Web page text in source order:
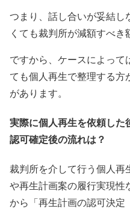
つまり、話し合いが妥結し
くても裁判所が減額すべき
ですから、ケースによって
ても個人再生で整理する方
があります。
実際に個人再生を依頼し
認可確定後の流れは？
裁判所を介して行う個人再
や再生計画案の履行実現性
から「再生計画の認可決定